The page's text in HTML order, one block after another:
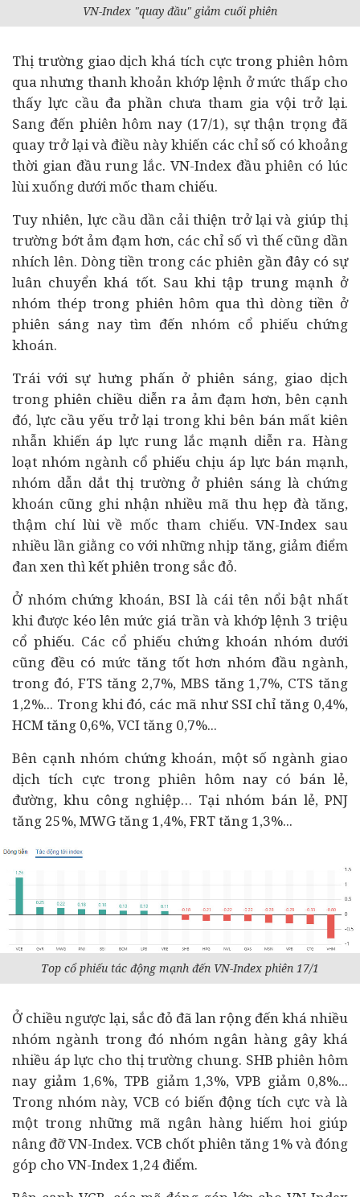
VN-Index "quay đầu" giảm cuối phiên
Thị trường giao dịch khá tích cực trong phiên hôm
qua nhưng thanh khoản khớp lệnh ở mức thấp cho
thấy lực cầu đa phần chưa tham gia vội trở lại.
Sang đến phiên hôm nay (17/1), sự thận trọng đã
quay trở lại và điều này khiến các chỉ số có khoảng
thời gian đầu rung lắc. VN-Index đầu phiên có lúc
lùi xuống dưới mốc tham chiếu.
Tuy nhiên, lực cầu dần cải thiện trở lại và giúp thị
trường bớt ảm đạm hơn, các chỉ số vì thế cũng dần
nhích lên. Dòng tiền trong các phiên gần đây có sự
luân chuyển khá tốt. Sau khi tập trung mạnh ở
nhóm thép trong phiên hôm qua thì dòng tiền ở
phiên sáng nay tìm đến nhóm cổ phiếu chứng
khoán.
Trái với sự hưng phấn ở phiên sáng, giao dịch
trong phiên chiều diễn ra ảm đạm hơn, bên cạnh
đó, lực cầu yếu trở lại trong khi bên bán mất kiên
nhẫn khiến áp lực rung lắc mạnh diễn ra. Hàng
loạt nhóm ngành cổ phiếu chịu áp lực bán mạnh,
nhóm dẫn dắt thị trường ở phiên sáng là chứng
khoán cũng ghi nhận nhiều mã thu hẹp đà tăng,
thậm chí lùi về mốc tham chiếu. VN-Index sau
nhiều lần giằng co với những nhịp tăng, giảm điểm
đan xen thì kết phiên trong sắc đỏ.
Ở nhóm chứng khoán, BSI là cái tên nổi bật nhất
khi được kéo lên mức giá trần và khớp lệnh 3 triệu
cổ phiếu. Các cổ phiếu chứng khoán nhóm dưới
cũng đều có mức tăng tốt hơn nhóm đầu ngành,
trong đó, FTS tăng 2,7%, MBS tăng 1,7%, CTS tăng
1,2%... Trong khi đó, các mã như SSI chỉ tăng 0,4%,
HCM tăng 0,6%, VCI tăng 0,7%...
Bên cạnh nhóm chứng khoán, một số ngành giao
dịch tích cực trong phiên hôm nay có bán lẻ,
đường, khu công nghiệp… Tại nhóm bán lẻ, PNJ
tăng 25%, MWG tăng 1,4%, FRT tăng 1,3%...
Top cổ phiếu tác động mạnh đến VN-Index phiên 17/1
Ở chiều ngược lại, sắc đỏ đã lan rộng đến khá nhiều
nhóm ngành trong đó nhómngân hànggây khá
nhiều áp lực cho thị trường chung. SHB phiên hôm
nay giảm 1,6%, TPB giảm 1,3%, VPB giảm 0,8%...
Trong nhóm này, VCB có biến động tích cực và là
một trong những mã ngân hàng hiếm hoi giúp
nâng đỡ VN-Index. VCB chốt phiên tăng 1% và đóng
góp cho VN-Index 1,24 điểm.